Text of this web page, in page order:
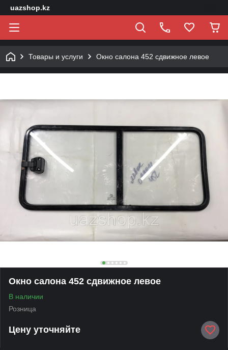
uazshop.kz
Товары и услуги Окно салона 452 сдвижное левое
Окно салона 452 сдвижное левое
В наличии
Розница
Цену уточняйте